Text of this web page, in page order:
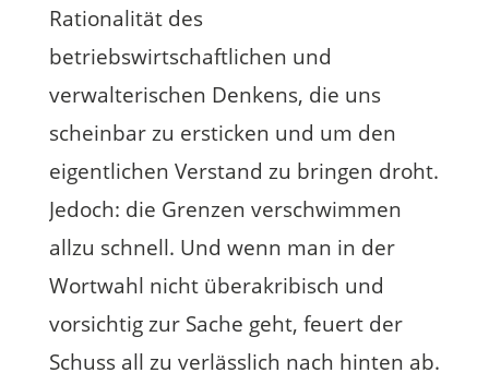
Rationalität des
betriebswirtschaftlichen und
verwalterischen Denkens, die uns
scheinbar zu ersticken und um den
eigentlichen Verstand zu bringen droht.
Jedoch: die Grenzen verschwimmen
allzu schnell. Und wenn man in der
Wortwahl nicht überakribisch und
vorsichtig zur Sache geht, feuert der
Schuss all zu verlässlich nach hinten ab.